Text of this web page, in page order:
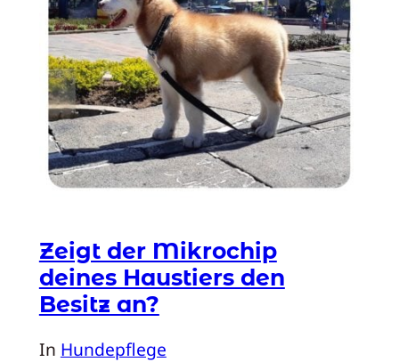
Zeigt der Mikrochip
deines Haustiers den
Besitz an?
In Hundepflege